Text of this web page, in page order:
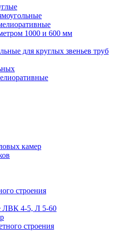
1000 и 600 мм
для круглых звеньев труб
камер
строения
ЛВК 4-5, Л 5-60
строения